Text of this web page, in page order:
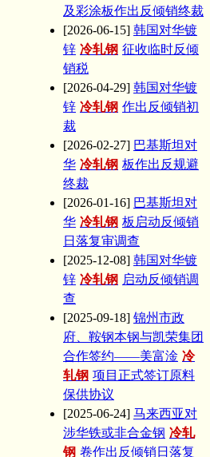
及彩涂板作出反倾销终裁
[2026-06-15] 韩国对华镀
锌 冷轧钢 征收临时反倾
销税
[2026-04-29] 韩国对华镀
锌 冷轧钢 作出反倾销初
裁
[2026-02-27] 巴基斯坦对
华 冷轧钢 板作出反规避
终裁
[2026-01-16] 巴基斯坦对
华 冷轧钢 板启动反倾销
日落复审调查
[2025-12-08] 韩国对华镀
锌 冷轧钢 启动反倾销调
查
[2025-09-18] 锦州市政
府、鞍钢本钢与凯荣集团
合作签约——美富淦 冷
轧钢 项目正式签订原料
保供协议
[2025-06-24] 马来西亚对
涉华铁或非合金钢 冷轧
钢 卷作出反倾销日落复